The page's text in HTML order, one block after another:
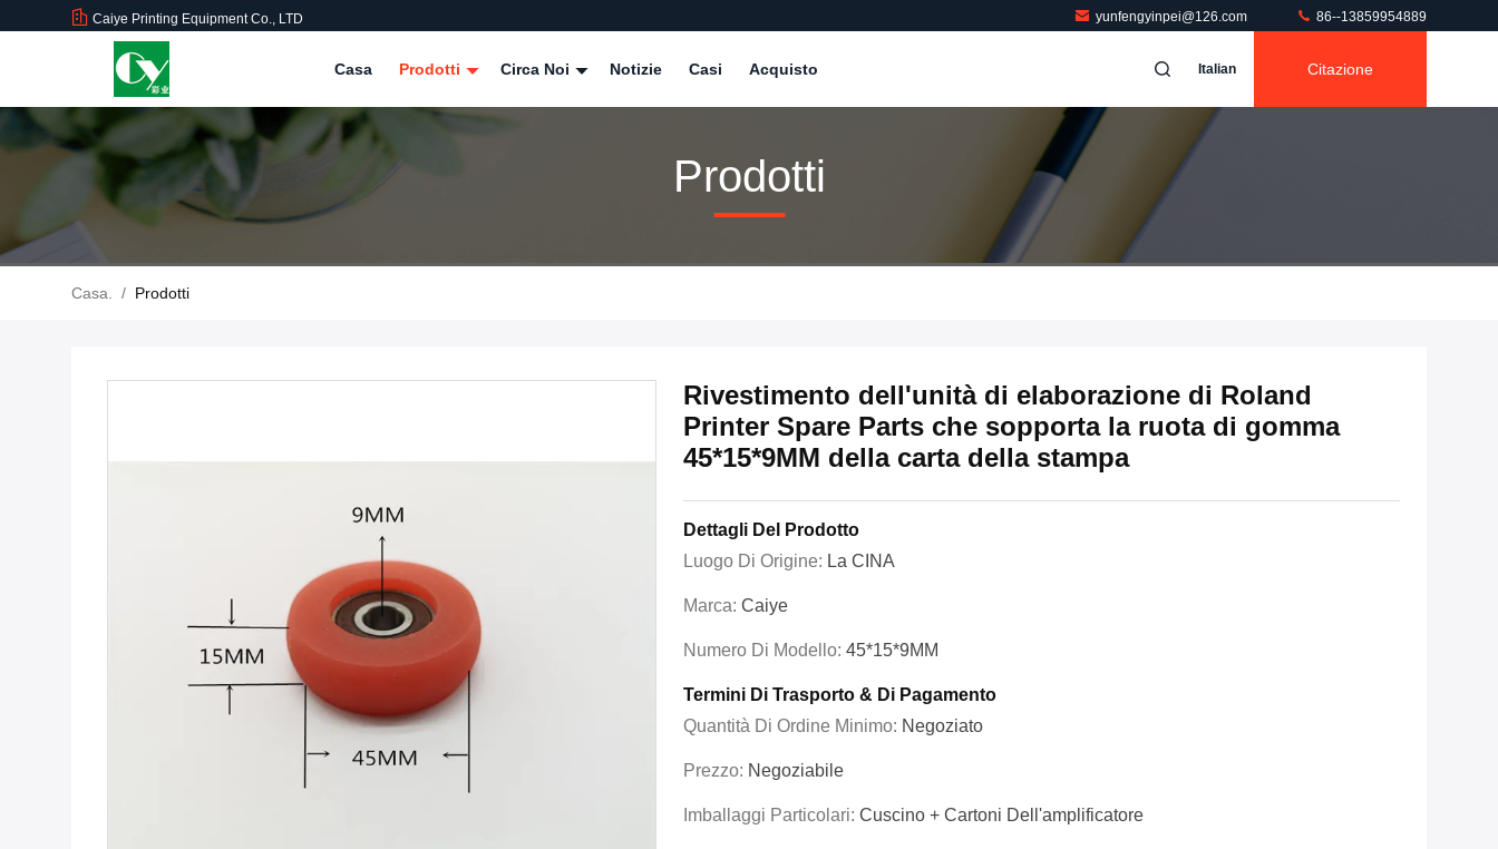
Caiye Printing Equipment Co., LTD yunfengyinpei@126.com 86--13859954889
Casa Prodotti Circa Noi Notizie Casi Acquisto Italian Citazione
Prodotti
Casa. / Prodotti
Rivestimento dell'unità di elaborazione di Roland
Printer Spare Parts che sopporta la ruota di gomma
45*15*9MM della carta della stampa
Dettagli Del Prodotto
Luogo Di Origine: La CINA
Marca: Caiye
Numero Di Modello: 45*15*9MM
Termini Di Trasporto & Di Pagamento
Quantità Di Ordine Minimo: Negoziato
Prezzo: Negoziabile
Imballaggi Particolari: Cuscino + Cartoni Dell'amplificatore